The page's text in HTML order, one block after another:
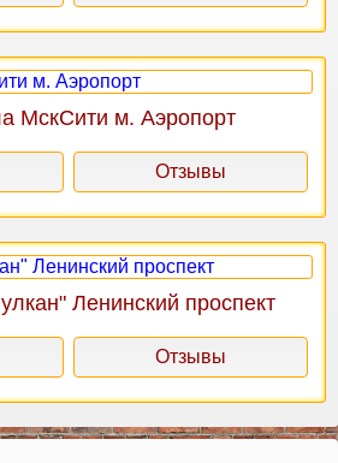
МскСити м. Аэропорт
Отзывы
Ленинский проспект
Отзывы